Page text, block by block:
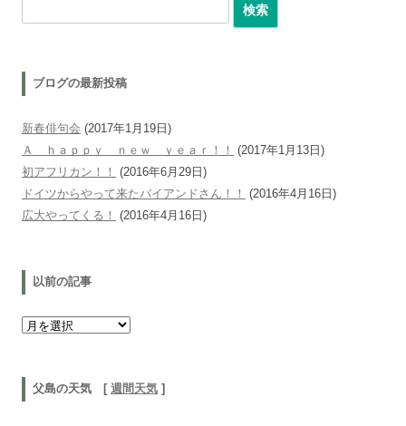
ブログの最新投稿
新春俳句会 (2017年1月19日)
Ａ ｈａｐｐｙ ｎｅｗ ｙｅａｒ！！
(2017年1月13日)
初アフリカン！！
(2016年6月29日)
ドイツからやって来たバイアンドさん！！
(2016年4月16日)
広大やってくる！
(2016年4月16日)
以前の記事
以前の記事
父島の天気 [ 週間天気 ]